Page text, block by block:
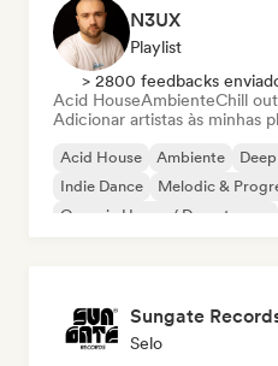
N3UX
Playlist
> 2800 feedbacks
Acid HouseAmbienteChill out
Adicionar artistas às minhas
Acid House Ambiente
Indie Dance
Melodic &
Organic House / Downtempo
Sungate
Selo